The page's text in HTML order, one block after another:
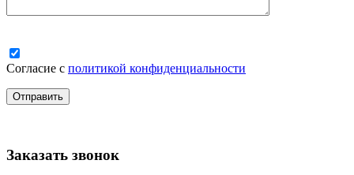
Согласие с политикой конфиденциальности
Заказать звонок